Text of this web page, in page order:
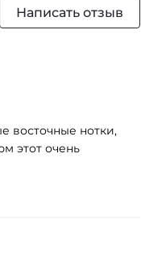
Написать отзыв
восточные нотки,
этот очень